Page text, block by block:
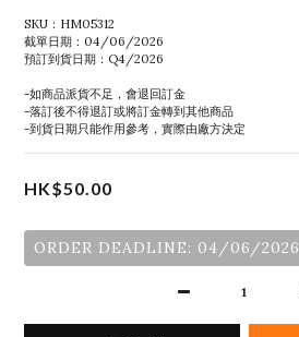
SKU：HM05312
截單日期：04/06/2026
預訂到貨日期：Q4/2026
-如商品派貨不足，會退回訂金
-落訂後不得退訂或將訂金轉到其他商品
-到貨日期只能作用參考，實際由廠方決定
HK$50.00
ORDER DEADLINE: 04/06/2026